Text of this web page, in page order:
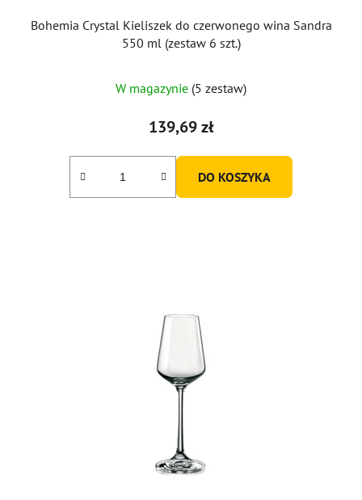
Bohemia Crystal Kieliszek do czerwonego wina Sandra
550 ml (zestaw 6 szt.)
W magazynie (5 zestaw)
139,69 zł
DO KOSZYKA